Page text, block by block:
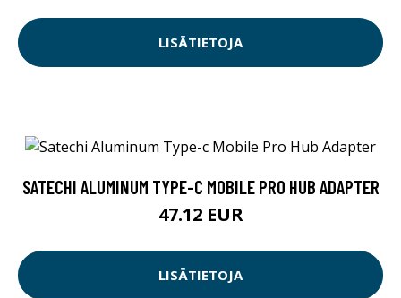
LISÄTIETOJA
SATECHI ALUMINUM TYPE-C MOBILE PRO HUB ADAPTER
47.12 EUR
LISÄTIETOJA